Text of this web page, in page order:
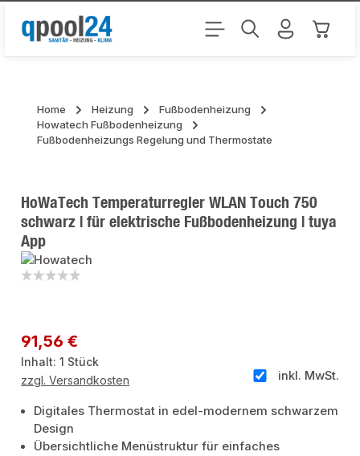
Zum Hauptinhalt springen
Home Heizung
Fußbodenheizung
Howatech Fußbodenheizung
Fußbodenheizungs Regelung und Thermostate
HoWaTech Temperaturregler WLAN Touch 750
schwarz | für elektrische Fußbodenheizung | tuya
App
Regulärer Preis:
91,56 €
Inhalt:1 Stück
inkl. MwSt.
zzgl. Versandkosten
Digitales Thermostat in edel-modernem schwarzem
Design
Übersichtliche Menüstruktur für einfaches